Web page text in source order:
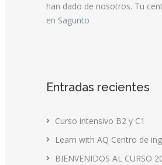
han dado de nosotros. Tu
en Sagunto
Entradas recientes
Curso intensivo B2 y C1
Learn with AQ Centro de
BIENVENIDOS AL CURSO